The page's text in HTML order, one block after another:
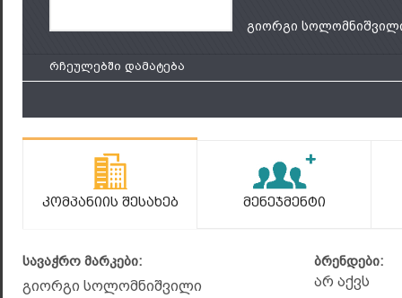
გიორგი
რჩეულებში დამატება
Კომპანიის Შესახებ Მენეჯმენტი
სავაჭრო მარკები:
გიორგი სოლომნიშვილი
ბრენდები:
არ აქვს